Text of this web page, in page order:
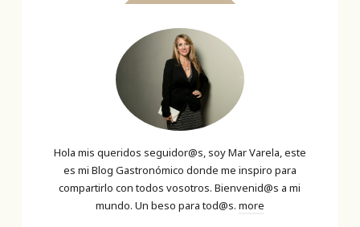
Hola mis queridos seguidor@s, soy Mar Varela, este
es mi Blog Gastronómico donde me inspiro para
compartirlo con todos vosotros. Bienvenid@s a mi
mundo. Un beso para tod@s. more